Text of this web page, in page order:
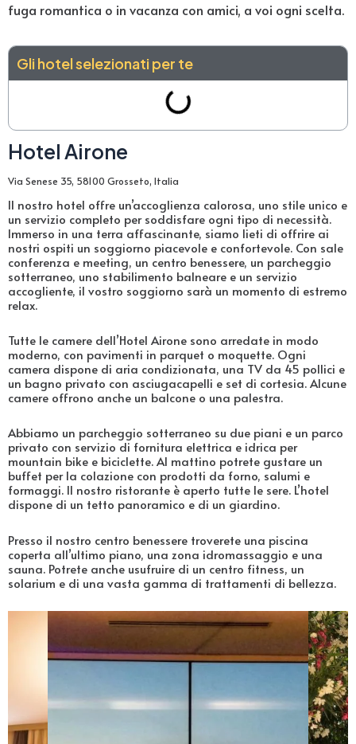
fuga romantica o in vacanza con amici, a voi ogni scelta.
Gli hotel selezionati per te
Hotel Airone
Via Senese 35, 58100 Grosseto, Italia
Il nostro hotel offre un’accoglienza calorosa, uno stile unico e
un servizio completo per soddisfare ogni tipo di necessità.
Immerso in una terra affascinante, siamo lieti di offrire ai
nostri ospiti un soggiorno piacevole e confortevole. Con sale
conferenza e meeting, un centro benessere, un parcheggio
sotterraneo, uno stabilimento balneare e un servizio
accogliente, il vostro soggiorno sarà un momento di estremo
relax.
Tutte le camere dell’Hotel Airone sono arredate in modo
moderno, con pavimenti in parquet o moquette. Ogni
camera dispone di aria condizionata, una TV da 45 pollici e
un bagno privato con asciugacapelli e set di cortesia. Alcune
camere offrono anche un balcone o una palestra.
Abbiamo un parcheggio sotterraneo su due piani e un parco
privato con servizio di fornitura elettrica e idrica per
mountain bike e biciclette. Al mattino potrete gustare un
buffet per la colazione con prodotti da forno, salumi e
formaggi. Il nostro ristorante è aperto tutte le sere. L’hotel
dispone di un tetto panoramico e di un giardino.
Presso il nostro centro benessere troverete una piscina
coperta all’ultimo piano, una zona idromassaggio e una
sauna. Potrete anche usufruire di un centro fitness, un
solarium e di una vasta gamma di trattamenti di bellezza.